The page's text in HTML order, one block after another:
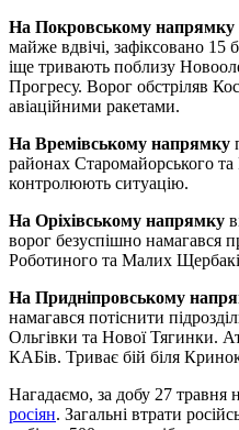
На Покровському напрямку
майже вдвічі, зафіксовано 15
іще тривають поблизу
Прогресу. Ворог обстріляв
авіаційними ракетами.
На Времівському напрямку
районах Старомайорського
контролюють ситуацію.
На Оріхівському напрямку
ворог безуспішно намагався
Роботиного та Малих
На Придніпровському
намагався потіснити
Ольгівки та Нової Тягинки.
КАБів. Триває бій біля
Нагадаємо, за добу 27 травня
росіян. Загальні втрати